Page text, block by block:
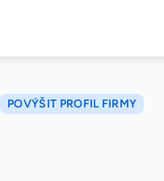
POVÝŠIT PROFIL FIRMY